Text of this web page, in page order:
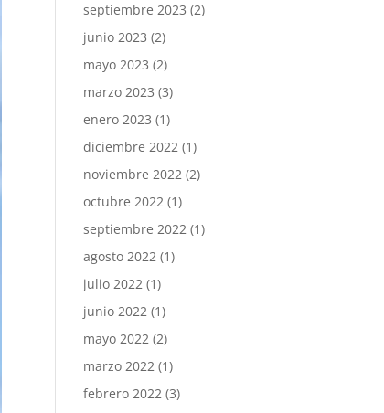
septiembre 2023 (2)
junio 2023 (2)
mayo 2023 (2)
marzo 2023 (3)
enero 2023 (1)
diciembre 2022 (1)
noviembre 2022 (2)
octubre 2022 (1)
septiembre 2022 (1)
agosto 2022 (1)
julio 2022 (1)
junio 2022 (1)
mayo 2022 (2)
marzo 2022 (1)
febrero 2022 (3)